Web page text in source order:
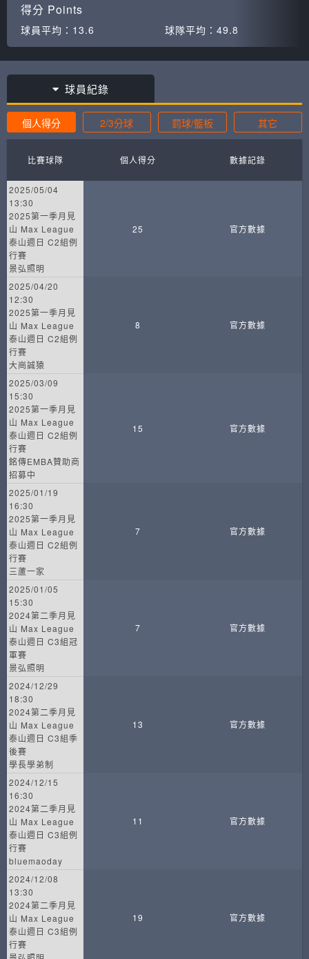
得分 Points
球員平均： 13.6 球隊平均： 49.8
球員紀錄
個人得分 2/3分球 罰球/籃板 其它
比賽球隊 個人得分 數據記錄
2025/05/04
13:30
2025第一季月見
山 Max League
泰山週日 C2組例
行賽
景弘照明
25 官方數據
2025/04/20
12:30
2025第一季月見
山 Max League
泰山週日 C2組例
行賽
大崗誠猿
8 官方數據
2025/03/09
15:30
2025第一季月見
山 Max League
泰山週日 C2組例
行賽
銘傳EMBA贊助商
招募中
15 官方數據
2025/01/19
16:30
2025第一季月見
山 Max League
泰山週日 C2組例
行賽
三蘆一家
7 官方數據
2025/01/05
15:30
2024第二季月見
山 Max League
泰山週日 C3組冠
軍賽
景弘照明
7 官方數據
2024/12/29
18:30
2024第二季月見
山 Max League
泰山週日 C3組季
後賽
學長學弟制
13 官方數據
2024/12/15
16:30
2024第二季月見
山 Max League
泰山週日 C3組例
行賽
bluemaoday
11 官方數據
2024/12/08
13:30
2024第二季月見
山 Max League
泰山週日 C3組例
行賽
19 官方數據